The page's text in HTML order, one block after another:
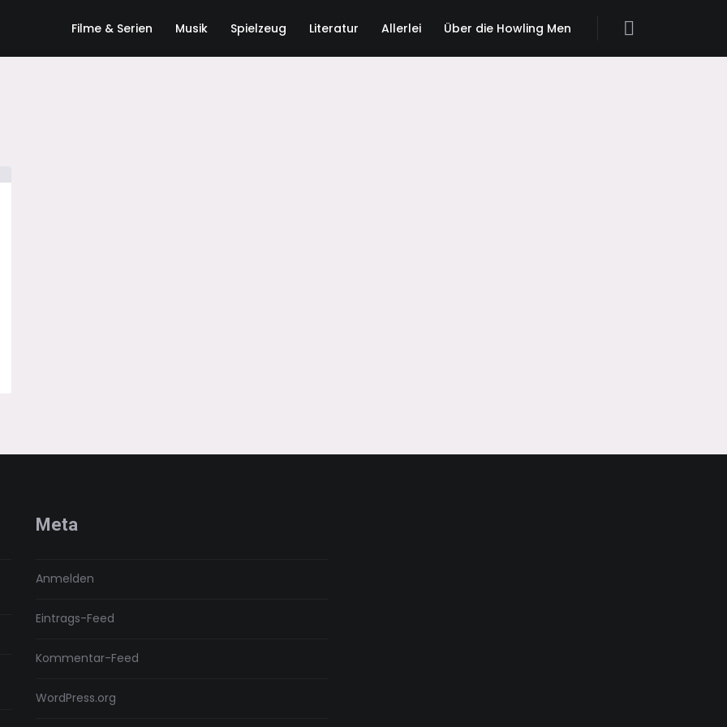
Filme & Serien Musik Spielzeug Literatur Allerlei Über die Howling Men
Meta
Anmelden
Eintrags-Feed
Kommentar-Feed
WordPress.org